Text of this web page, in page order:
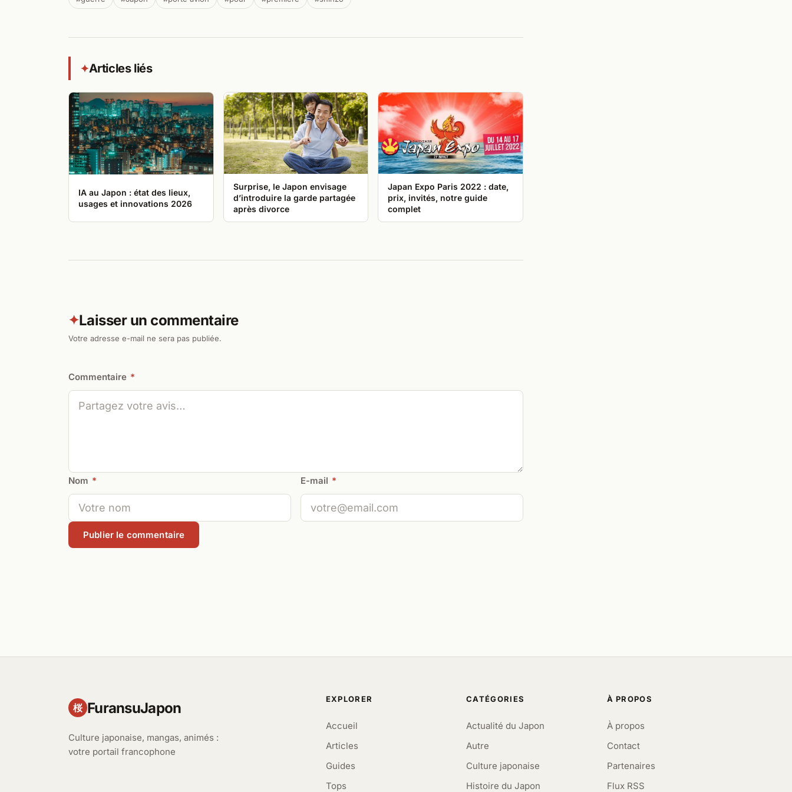
✦Articles liés
IA au Japon : état des lieux,
usages et innovations 2026
Surprise, le Japon envisage
d’introduire la garde partagée
après divorce
Japan Expo Paris 2022 : date,
prix, invités, notre guide
complet
✦Laisser un commentaire
Votre adresse e-mail ne sera pas publiée.
Commentaire *
Nom * E-mail *
桜 FuransuJapon
Culture japonaise, mangas, animés :
votre portail francophone
EXPLORER
Accueil
Articles
Guides
Tops
CATÉGORIES
Actualité du Japon
Autre
Culture japonaise
Histoire du Japon
À PROPOS
À propos
Contact
Partenaires
Flux RSS